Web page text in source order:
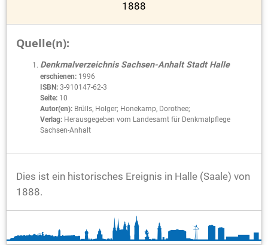
1888
Quelle(n):
Denkmalverzeichnis Sachsen-Anhalt Stadt Halle
erschienen: 1996
ISBN: 3-910147-62-3
Seite: 10
Autor(en): Brülls, Holger; Honekamp, Dorothee;
Verlag: Herausgegeben vom Landesamt für Denkmalpflege
Sachsen-Anhalt
Dies ist ein historisches Ereignis in Halle (Saale) von
1888.